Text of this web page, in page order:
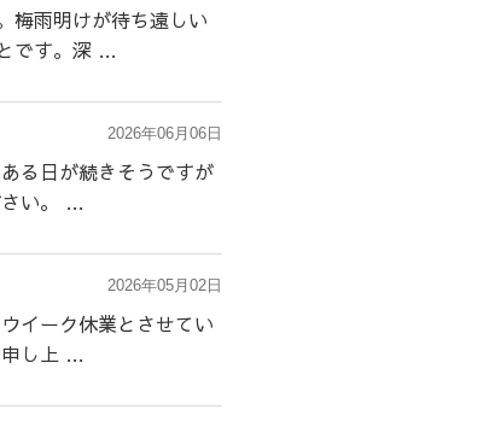
梅雨明けが待ち遠しい
です。深 …
2026年06月06日
る日が続きそうですが
さい。 …
2026年05月02日
イーク休業とさせてい
申し上 …